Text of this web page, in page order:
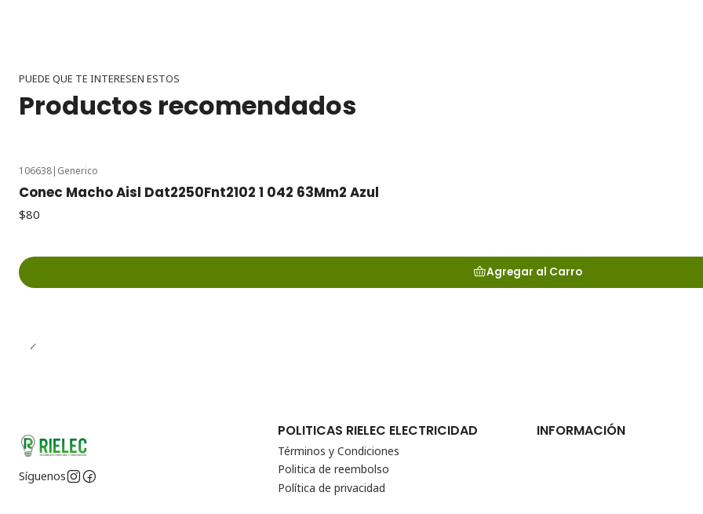
PUEDE QUE TE INTERESEN ESTOS
Productos recomendados
106638| Generico
Conec Macho Aisl Dat2250Fnt2102 1 042 63Mm2 Azul
$80
Agregar al Carro
Síguenos
POLITICAS RIELEC ELECTRICIDAD
Términos y Condiciones
Politica de reembolso
Política de privacidad
INFORMACIÓN